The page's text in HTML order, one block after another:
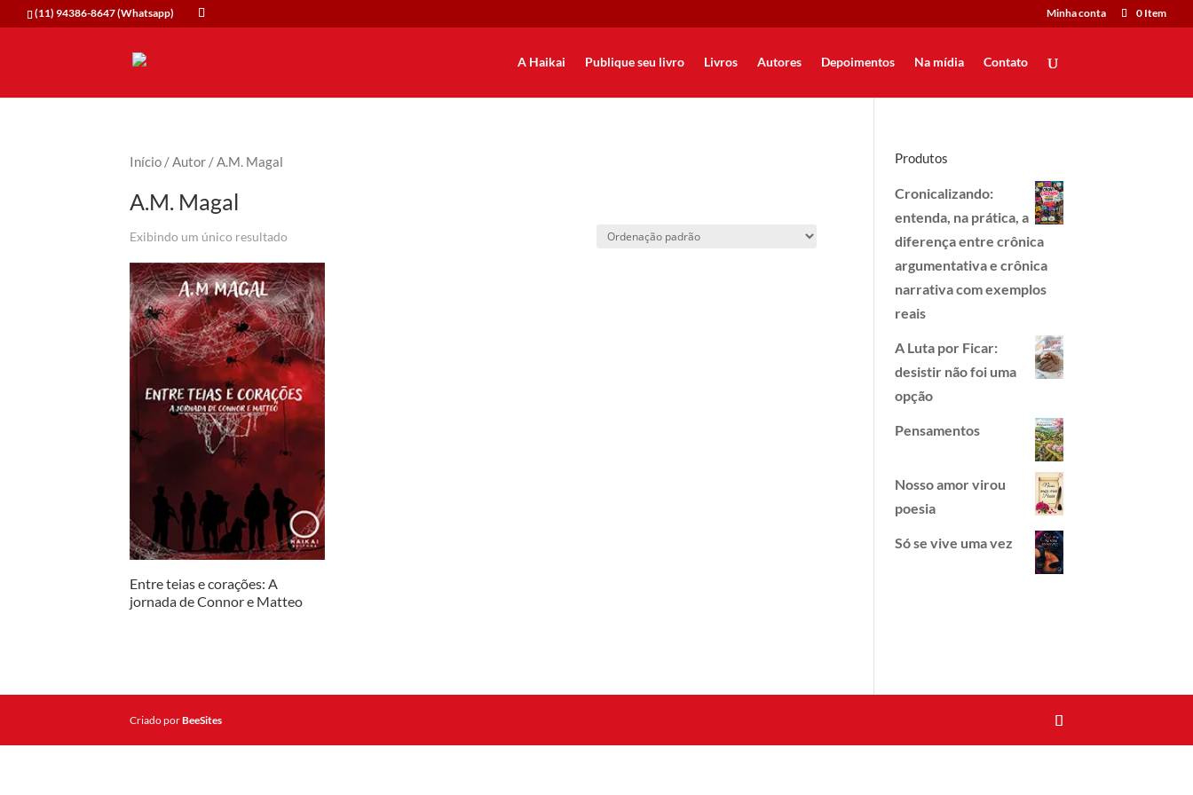
(11) 94386-8647 (Whatsapp) Minha conta 0 Item
A Haikai Publique seu livro Livros Autores Depoimentos Na mídia Contato
Início /Autor / A.M. Magal
A.M. Magal
Exibindo um único resultado
Entre teias e corações: A
jornada de Connor e Matteo
Produtos
Cronicalizando:
entenda, na prática, a
diferença entre crônica
argumentativa e crônica
narrativa com exemplos
reais
A Luta por Ficar:
desistir não foi uma
opção
Pensamentos
Nosso amor virou
poesia
Só se vive uma vez
Criado porBeeSites